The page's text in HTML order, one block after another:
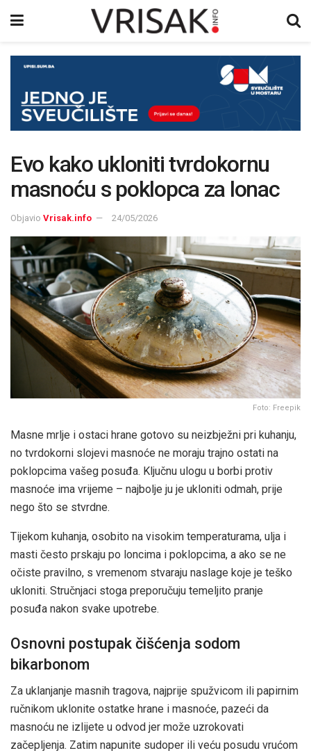
Evo kako ukloniti tvrdokornu
masnoću s poklopca za lonac
Objavio Vrisak.info 24/05/2026
Foto: Freepik
Masne mrlje i ostaci hrane gotovo su neizbježni pri kuhanju,
no tvrdokorni slojevi masnoće ne moraju trajno ostati na
poklopcima vašeg posuđa. Ključnu ulogu u borbi protiv
masnoće ima vrijeme – najbolje ju je ukloniti odmah, prije
nego što se stvrdne.
Tijekom kuhanja, osobito na visokim temperaturama, ulja i
masti često prskaju po loncima i poklopcima, a ako se ne
očiste pravilno, s vremenom stvaraju naslage koje je teško
ukloniti. Stručnjaci stoga preporučuju temeljito pranje
posuđa nakon svake upotrebe.
Osnovni postupak čišćenja sodom
bikarbonom
Za uklanjanje masnih tragova, najprije spužvicom ili papirnim
ručnikom uklonite ostatke hrane i masnoće, pazeći da
masnoću ne izlijete u odvod jer može uzrokovati
začepljenja. Zatim napunite sudoper ili veću posudu vrućom